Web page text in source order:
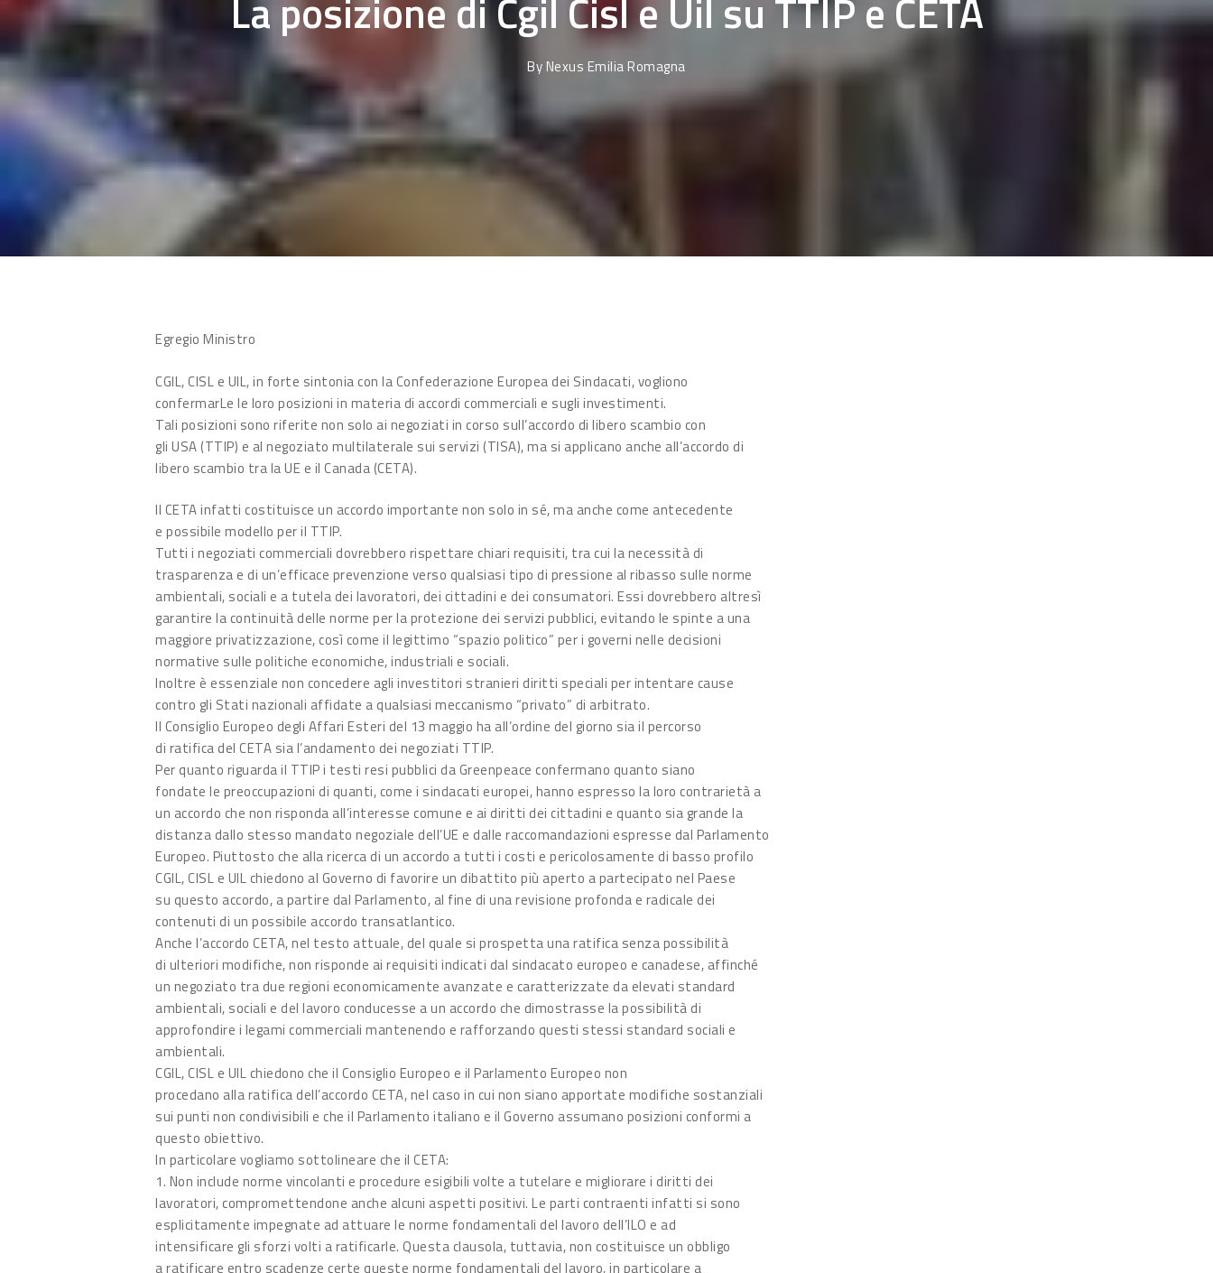
La posizione di Cgil Cisl e Uil su TTIP e CETA
ByNexus Emilia Romagna
Egregio Ministro
CGIL, CISL e UIL, in forte sintonia con la Confederazione Europea dei Sindacati, vogliono
confermarLe le loro posizioni in materia di accordi commerciali e sugli investimenti.
Tali posizioni sono riferite non solo ai negoziati in corso sull’accordo di libero scambio con
gli USA (TTIP) e al negoziato multilaterale sui servizi (TISA), ma si applicano anche all’accordo di
libero scambio tra la UE e il Canada (CETA).
Il CETA infatti costituisce un accordo importante non solo in sé, ma anche come antecedente
e possibile modello per il TTIP.
Tutti i negoziati commerciali dovrebbero rispettare chiari requisiti, tra cui la necessità di
trasparenza e di un’efficace prevenzione verso qualsiasi tipo di pressione al ribasso sulle norme
ambientali, sociali e a tutela dei lavoratori, dei cittadini e dei consumatori. Essi dovrebbero altresì
garantire la continuità delle norme per la protezione dei servizi pubblici, evitando le spinte a una
maggiore privatizzazione, così come il legittimo “spazio politico” per i governi nelle decisioni
normative sulle politiche economiche, industriali e sociali.
Inoltre è essenziale non concedere agli investitori stranieri diritti speciali per intentare cause
contro gli Stati nazionali affidate a qualsiasi meccanismo “privato” di arbitrato.
Il Consiglio Europeo degli Affari Esteri del 13 maggio ha all’ordine del giorno sia il percorso
di ratifica del CETA sia l’andamento dei negoziati TTIP.
Per quanto riguarda il TTIP i testi resi pubblici da Greenpeace confermano quanto siano
fondate le preoccupazioni di quanti, come i sindacati europei, hanno espresso la loro contrarietà a
un accordo che non risponda all’interesse comune e ai diritti dei cittadini e quanto sia grande la
distanza dallo stesso mandato negoziale dell’UE e dalle raccomandazioni espresse dal Parlamento
Europeo. Piuttosto che alla ricerca di un accordo a tutti i costi e pericolosamente di basso profilo
CGIL, CISL e UIL chiedono al Governo di favorire un dibattito più aperto a partecipato nel Paese
su questo accordo, a partire dal Parlamento, al fine di una revisione profonda e radicale dei
contenuti di un possibile accordo transatlantico.
Anche l’accordo CETA, nel testo attuale, del quale si prospetta una ratifica senza possibilità
di ulteriori modifiche, non risponde ai requisiti indicati dal sindacato europeo e canadese, affinché
un negoziato tra due regioni economicamente avanzate e caratterizzate da elevati standard
ambientali, sociali e del lavoro conducesse a un accordo che dimostrasse la possibilità di
approfondire i legami commerciali mantenendo e rafforzando questi stessi standard sociali e
ambientali.
CGIL, CISL e UIL chiedono che il Consiglio Europeo e il Parlamento Europeo non
procedano alla ratifica dell’accordo CETA, nel caso in cui non siano apportate modifiche sostanziali
sui punti non condivisibili e che il Parlamento italiano e il Governo assumano posizioni conformi a
questo obiettivo.
In particolare vogliamo sottolineare che il CETA:
1. Non include norme vincolanti e procedure esigibili volte a tutelare e migliorare i diritti dei
lavoratori, compromettendone anche alcuni aspetti positivi. Le parti contraenti infatti si sono
esplicitamente impegnate ad attuare le norme fondamentali del lavoro dell’ILO e ad
intensificare gli sforzi volti a ratificarle. Questa clausola, tuttavia, non costituisce un obbligo
a ratificare entro scadenze certe queste norme fondamentali del lavoro, in particolare a